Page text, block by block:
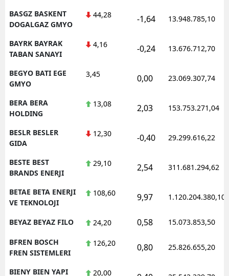
BASGZ BASKENT
DOGALGAZ GMYO
44,28 -1,64 13.948.785,10
BAYRK BAYRAK
TABAN SANAYI
4,16 -0,24 13.676.712,70
BEGYO BATI EGE
GMYO
3,45 0,00 23.069.307,74
BERA BERA
HOLDING
13,08 2,03 153.753.271,04
BESLR BESLER
GIDA
12,30 -0,40 29.299.616,22
BESTE BEST
BRANDS ENERJI
29,10 2,54 311.681.294,62
BETAE BETA ENERJI
VE TEKNOLOJI
108,60 9,97 1.120.204.380,10
BEYAZ BEYAZ FILO 24,20 0,58 15.073.853,50
BFREN BOSCH
FREN SISTEMLERI
126,20 0,80 25.826.655,20
BIENY BIEN YAPI
20,00